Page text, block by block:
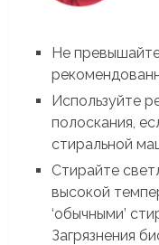
Не
Используйте
полоскания,
стиральной
Стирайте
высокой
‘обычными’
Загрязнения